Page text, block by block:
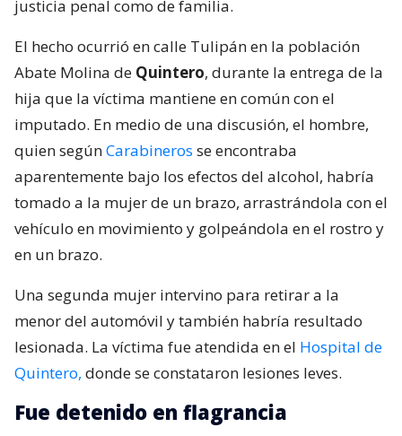
justicia penal como de familia.
El hecho ocurrió en calle Tulipán en la población
Abate Molina de Quintero, durante la entrega de la
hija que la víctima mantiene en común con el
imputado. En medio de una discusión, el hombre,
quien segúnCarabineros se encontraba
aparentemente bajo los efectos del alcohol, habría
tomado a la mujer de un brazo, arrastrándola con el
vehículo en movimiento y golpeándola en el rostro y
en un brazo.
Una segunda mujer intervino para retirar a la
menor del automóvil y también habría resultado
lesionada. La víctima fue atendida en el Hospital de
Quintero, donde se constataron lesiones leves.
Fue detenido en flagrancia